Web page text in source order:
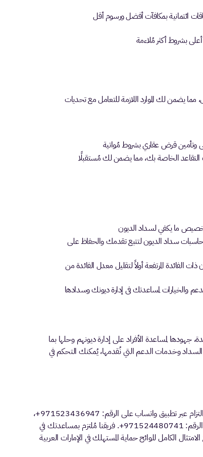
ائتمانية بمكافآت أفضل ورسوم أقل
بشروط أكثر مُلاءمة
مما يضمن لك الموارد اللازمة للتعامل مع تحديات
وتأمين قرض عقاري بشروط مُواتية
الخاصة بك، مما يضمن لك مُستقبلًا
ما يكفي لسداد الديون
سداد الديون لتتبع تقدمك والحفاظ على
الفائدة المرتفعة أولاً لتقليل معدل الفائدة من
والخيارات لمساعدتك في إدارة ديونك وسدادها
جهودها لمساعدة الأفراد على إدارة ديونهم وحلها بما
وخدمات الدعم التي نُقدمها، يُمكنك التحكم في
للمزيد من المعلومات حول كيفية إدارة وسداد ديونك، تواصل مع وكالة التزام عبر تطبيق واتساب على الرقم: 971523436947+،
أو راسل هذا البريد الإلكتروني: help@eltezam.ae، أو اتصل بنا على الرقم: 971524480741+. فريقنا مُلتزم بمساعدتك في
الكامل للوائح حماية المستهلك في الإمارات العربية